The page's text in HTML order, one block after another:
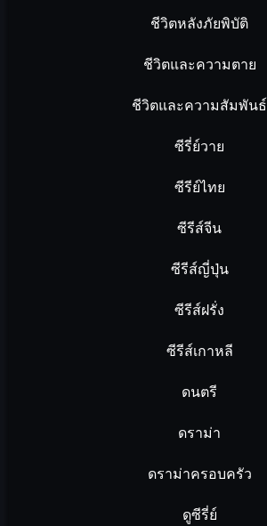
ชีวิตหลังภัยพิบัติ
ชีวิตและความตาย
ชีวิตและความสัมพันธ์
ซีรี่ย์วาย
ซีรีย์ไทย
ซีรีส์จีน
ซีรีส์ญี่ปุ่น
ซีรีส์ฝรั่ง
ซีรีส์เกาหลี
ดนตรี
ดราม่า
ดราม่าครอบครัว
ดูซีรี่ย์